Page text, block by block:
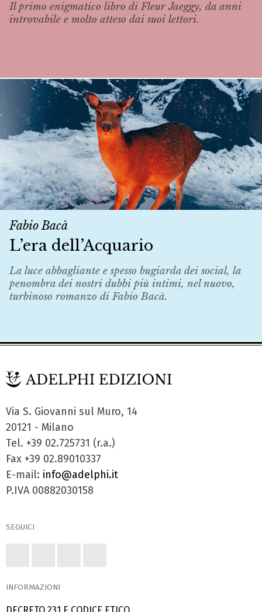
Il primo enigmatico libro di Fleur Jaeggy, da anni
introvabile e molto atteso dai suoi lettori.
Fabio Bacà
L’era dell’Acquario
La luce abbagliante e spesso bugiarda dei social, la
penombra dei nostri dubbi più intimi, nel nuovo,
turbinoso romanzo di Fabio Bacà.
Via S. Giovanni sul Muro, 14
20121 - Milano
Tel. +39 02.725731 (r.a.)
Fax +39 02.89010337
E-mail: info@adelphi.it
P.IVA 00882030158
SEGUICI
INFORMAZIONI
DECRETO 231 E CODICE ETICO